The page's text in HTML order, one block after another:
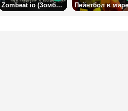
Zombeat io (Зомбит ИО)